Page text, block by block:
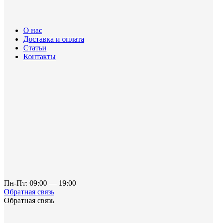
О нас
Доставка и оплата
Статьи
Контакты
Пн-Пт: 09:00 — 19:00
Обратная связь
Обратная связь